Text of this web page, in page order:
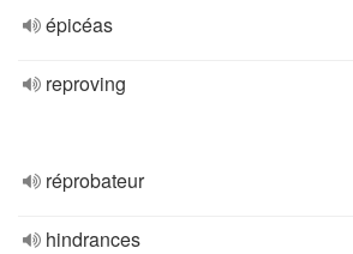
épicéas
reproving
réprobateur
hindrances